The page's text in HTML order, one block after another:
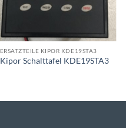
ERSATZTEILE KIPOR KDE19STA3
Kipor Schalttafel KDE19STA3